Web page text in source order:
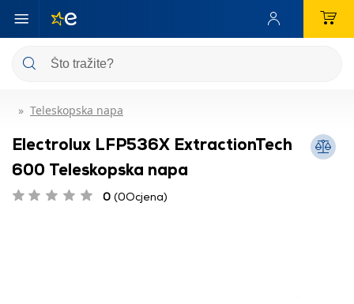
Teleskopska napa
Electrolux LFP536X ExtractionTech
600 Teleskopska napa
0 (0Ocjena)